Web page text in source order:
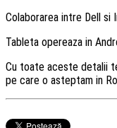
Colaborarea intre Dell
Tableta opereaza in
Cu toate aceste detalii
pe care o asteptam in